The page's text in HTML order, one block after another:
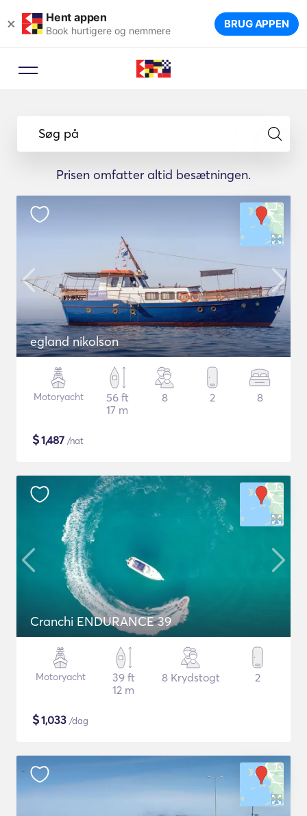
× Hent appen
Book hurtigere og nemmere BRUG APPEN
Søg på
Prisen omfatter altid besætningen.
egland nikolson
Motoryacht
56 ft
17 m
8 2 8
$1,487 /nat
Cranchi ENDURANCE 39
Motoryacht
39 ft
12 m
8 Krydstogt 2
$1,033 /dag